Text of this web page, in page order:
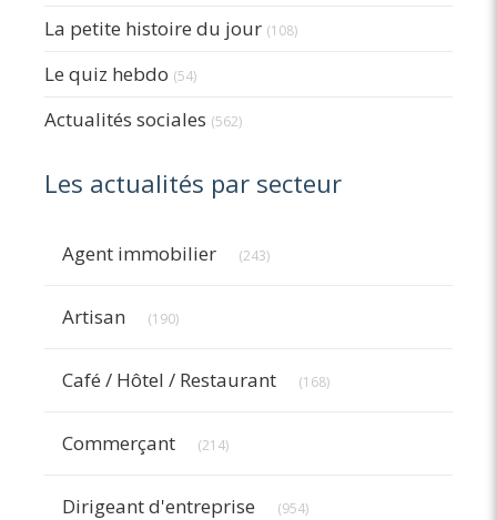
La petite histoire du jour (108)
Le quiz hebdo (54)
Actualités sociales (562)
Les actualités par secteur
Agent immobilier (243)
Artisan (190)
Café / Hôtel / Restaurant (168)
Commerçant (214)
Dirigeant d'entreprise (954)